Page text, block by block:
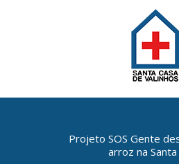
Projeto SOS Gente
arroz na Santa